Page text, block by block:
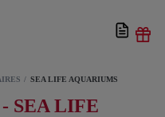
SEA LIFE AQUARIUMS
SEA LIFE